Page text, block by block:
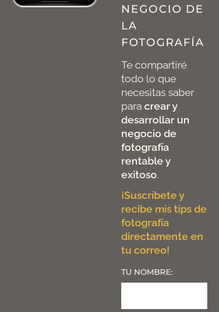
NEGOCIO DE
LA
FOTOGRAFÍA
Te compartiré
todo lo que
necesitas saber
para crear y
desarrollar un
negocio de
fotografía
rentable y
exitoso.
¡Suscríbete y
recibe mis tips de
fotografía
directamente en
tu correo!
TU NOMBRE: